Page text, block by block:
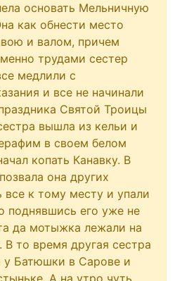
основать Мельничную
как обнести место
и валом, причем
трудами сестер
медлили с
и все не начинали
Святой Троицы
вышла из кельи и
в своем белом
копать Канавку. В
она других
все к тому месту и упали
поднявшись его уже не
да мотыжка лежали на
В то время другая сестра
у Батюшки в Сарове и